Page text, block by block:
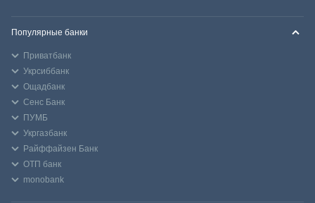
Популярные банки
Приватбанк
Укрсиббанк
Ощадбанк
Сенс Банк
ПУМБ
Укргазбанк
Райффайзен Банк
ОТП банк
monobank